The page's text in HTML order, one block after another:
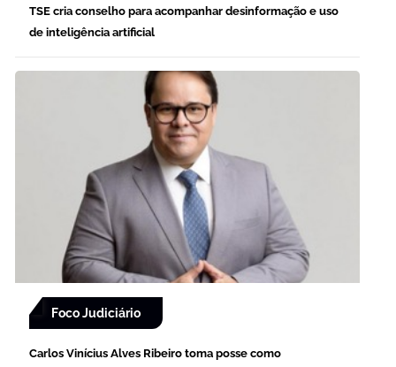
TSE cria conselho para acompanhar desinformação e uso
de inteligência artificial
Foco Judiciário
Carlos Vinícius Alves Ribeiro toma posse como